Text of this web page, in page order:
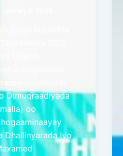
Nabadda
(SPD
Dhacay
magaalada
daahfuray
Dimuqraadiyada
oo
Dhallinyarada iyo